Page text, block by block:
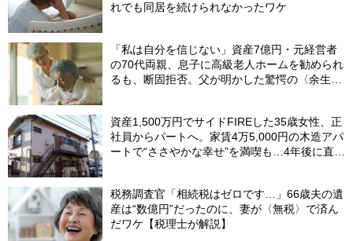
れでも同居を続けられなかったワケ
「私は自分を信じない」資産7億円・元経営者
の70代両親、息子に高級老人ホームを勧められ
るも、断固拒否。父が明かした驚愕の〈余生計
資産1,500万円でサイドFIREした35歳女性、正
社員からパートへ。家賃4万5,000円の木造アパ
ートで“ささやかな幸せ”を満喫も…4年後に直面
税務調査官「相続税はゼロです…」66歳夫の遺
産は“数億円”だったのに、妻が〈無税〉で済ん
だワケ【税理士が解説】